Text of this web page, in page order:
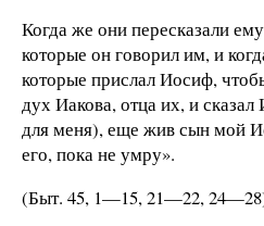
Когда же они пересказали
которые он говорил им, и
которые прислал Иосиф,
дух Иакова, отца их, и
для меня), еще жив сын мой
его, пока не умру».
(Быт. 45, 1—15, 21—22,